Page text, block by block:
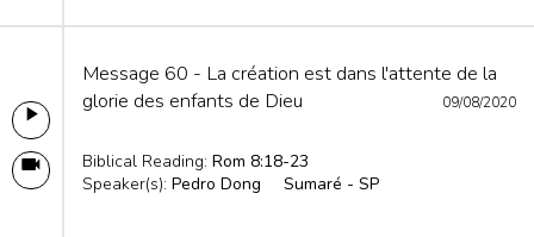
Message 60 - La création est dans l'attente de la
glorie des enfants de Dieu
09/08/2020
Biblical Reading: Rom 8:18-23
Speaker(s): Pedro Dong Sumaré - SP